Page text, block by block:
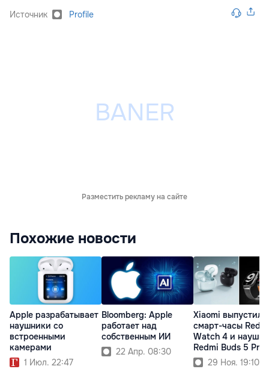
Источник Profile
Разместить рекламу на сайте
Похожие новости
Apple разрабатывает
наушники со
встроенными
камерами
1 Июл. 22:47
Bloomberg: Apple
работает над
собственным ИИ
22 Апр. 08:30
Xiaomi выпустила
смарт-часы
Watch 4 и
Redmi Buds 5 Pro
29 Ноя. 19:10